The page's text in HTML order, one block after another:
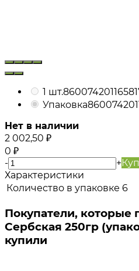
1 шт.8600742011658
Упаковка
Нет в наличии
2 002,50 ₽
0 ₽
-
+
Характеристики
Количество в упаковке 6
Покупатели,
Сербская 250гр
купили